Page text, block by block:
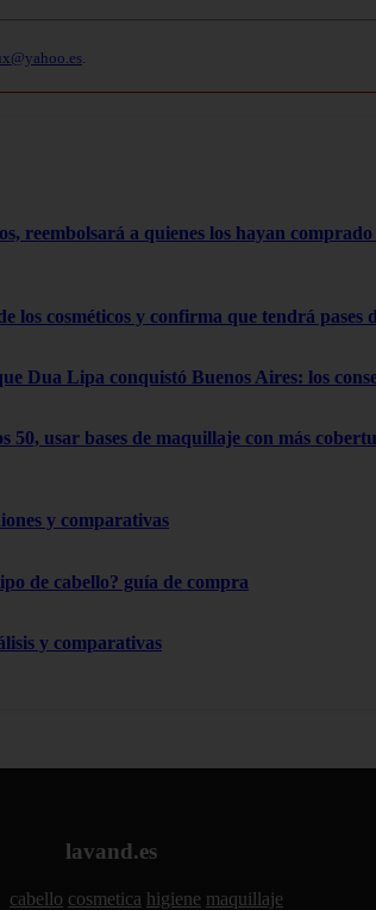
reembolsará a quienes los hayan
los cosméticos y confirma que tendrá pases
Dua Lipa conquistó Buenos Aires: los
usar bases de maquillaje con más
y comparativas
de cabello? guía de compra
y comparativas
lavand.es
cabello cosmetica higiene maquillaje